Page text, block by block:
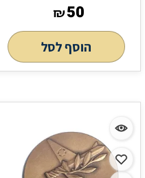
₪50
הוסף לסל